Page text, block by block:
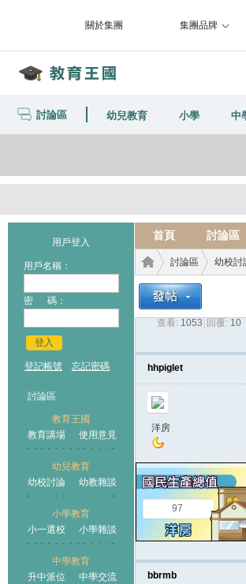
關於集團 集團品牌
討論區 幼兒教育 小學 中
用戶登入
用戶名稱：
密 碼：
登入
登記帳號 忘記密碼
討論區
教育王國
教育講場
使用意見
幼兒教育
幼校討論
幼教雜談
小學教育
小一選校
小學雜談
中學教育
升中派位
中學交流
首頁 討論區
王國
›
討論區
›
幼校討
查看: 1053 回覆: 10
hhpiglet
洋房
97
bbrmb